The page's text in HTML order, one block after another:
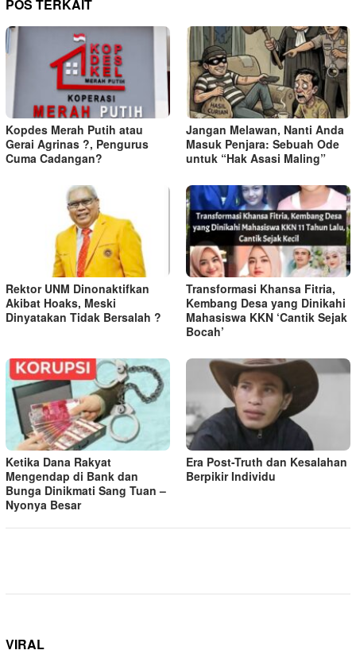
POS TERKAIT
Kopdes Merah Putih atau
Gerai Agrinas ?, Pengurus
Cuma Cadangan?
Jangan Melawan, Nanti Anda
Masuk Penjara: Sebuah Ode
untuk “Hak Asasi Maling”
Rektor UNM Dinonaktifkan
Akibat Hoaks, Meski
Dinyatakan Tidak Bersalah ?
Transformasi Khansa Fitria,
Kembang Desa yang Dinikahi
Mahasiswa KKN ‘Cantik Sejak
Bocah’
Ketika Dana Rakyat
Mengendap di Bank dan
Bunga Dinikmati Sang Tuan –
Nyonya Besar
Era Post-Truth dan Kesalahan
Berpikir Individu
VIRAL